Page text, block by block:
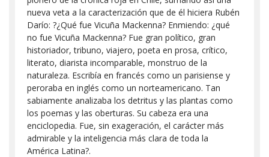
nueva veta a la caracterización que de él hiciera Rubén
Darío: ?¿Qué fue Vicuña Mackenna? Enmiendo: ¿qué
no fue Vicuña Mackenna? Fue gran político, gran
historiador, tribuno, viajero, poeta en prosa, crítico,
literato, diarista incomparable, monstruo de la
naturaleza. Escribía en francés como un parisiense y
peroraba en inglés como un norteamericano. Tan
sabiamente analizaba los detritus y las plantas como
los poemas y las oberturas. Su cabeza era una
enciclopedia. Fue, sin exageración, el carácter más
admirable y la inteligencia más clara de toda la
América Latina?.